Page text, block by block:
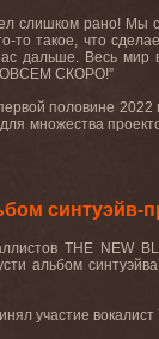
слишком рано! Мы
то такое, что
дальше. Весь
СКОРО!”
половине
множества
синтуэйв-
THE NEW
альбом
участие вокалист